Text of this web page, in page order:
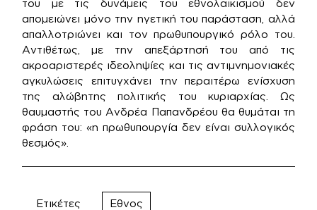
του με τις δυνάμεις του εθνολαϊκισμού δεν
απομειώνει μόνο την ηγετική του παράσταση, αλλά
απαλλοτριώνει και τον πρωθυπουργικό ρόλο του.
Αντιθέτως, με την απεξάρτησή του από τις
ακροαριστερές ιδεοληψίες και τις αντιμνημονιακές
αγκυλώσεις επιτυγχάνει την περαιτέρω ενίσχυση
της αλώβητης πολιτικής του κυριαρχίας. Ως
θαυμαστής του Ανδρέα Παπανδρέου θα θυμάται τη
φράση του: «η πρωθυπουργία δεν είναι συλλογικός
θεσμός».
Ετικέτες Εθνος